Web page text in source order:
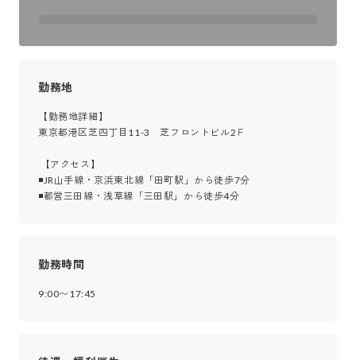
勤務地
【勤務地詳細】
東京都港区芝四丁目11-3　芝フロントビル2Ｆ
◾JR山手線・京浜東北線「田町駅」から徒歩7分
◾都営三田線・浅草線「三田駅」から徒歩4分
勤務時間
9:00〜17:45